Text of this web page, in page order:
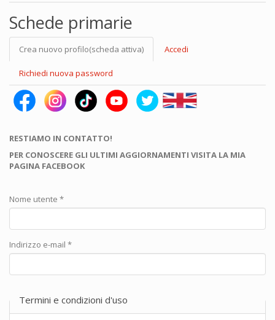
Schede primarie
Crea nuovo profilo(scheda attiva) Accedi
Richiedi nuova password
RESTIAMO IN CONTATTO!
PER CONOSCERE GLI ULTIMI AGGIORNAMENTI VISITA LA MIA
PAGINA FACEBOOK
Nome utente *
Indirizzo e-mail *
Termini e condizioni d'uso